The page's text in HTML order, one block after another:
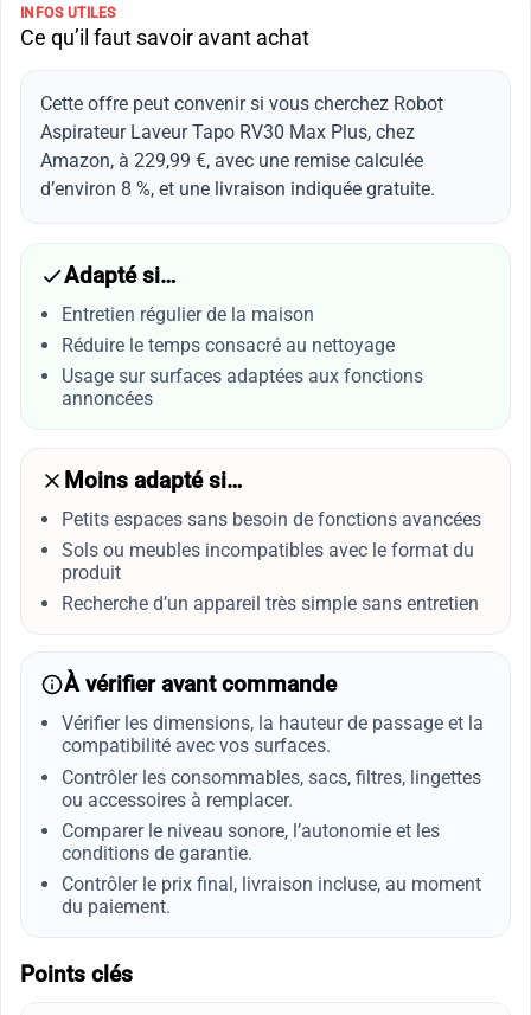
INFOS UTILES
Ce qu’il faut savoir avant achat
Cette offre peut convenir si vous cherchez Robot
Aspirateur Laveur Tapo RV30 Max Plus, chez
Amazon, à 229,99 €, avec une remise calculée
d’environ 8 %, et une livraison indiquée gratuite.
Adapté si…
Entretien régulier de la maison
Réduire le temps consacré au nettoyage
Usage sur surfaces adaptées aux fonctions
annoncées
Moins adapté si…
Petits espaces sans besoin de fonctions avancées
Sols ou meubles incompatibles avec le format du
produit
Recherche d’un appareil très simple sans entretien
À vérifier avant commande
Vérifier les dimensions, la hauteur de passage et la
compatibilité avec vos surfaces.
Contrôler les consommables, sacs, filtres, lingettes
ou accessoires à remplacer.
Comparer le niveau sonore, l’autonomie et les
conditions de garantie.
Contrôler le prix final, livraison incluse, au moment
du paiement.
Points clés